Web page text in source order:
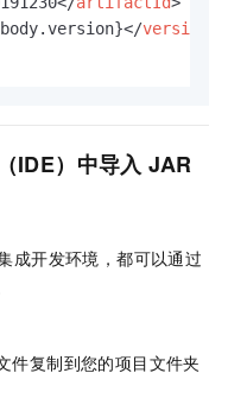
</version
IDE）中导入 JAR
成开发环境，都可以通过
件复制到您的项目文件夹